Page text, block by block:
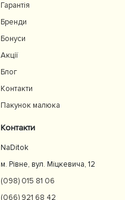
Гарантія
Бренди
Бонуси
Акції
Блог
Контакти
Пакунок малюка
Контакти
NaDitok
м. Рівне, вул. Міцкевича, 12
(098) 015 81 06
(066) 921 68 42